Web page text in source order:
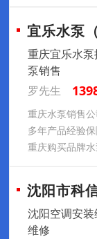
宜乐水泵
重庆宜乐水
泵销售
罗先生
重庆水泵销售
多年产品经验
重庆购买品牌
沈阳市科
沈阳空调安
维修